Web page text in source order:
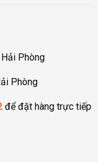
Phòng
Phòng
để đặt hàng trực tiếp